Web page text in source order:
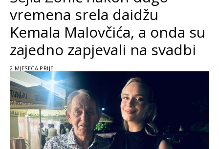
vremena srela daidžu
Kemala Malovčića, a onda su
zajedno zapjevali na svadbi
2 MJESECA PRIJE